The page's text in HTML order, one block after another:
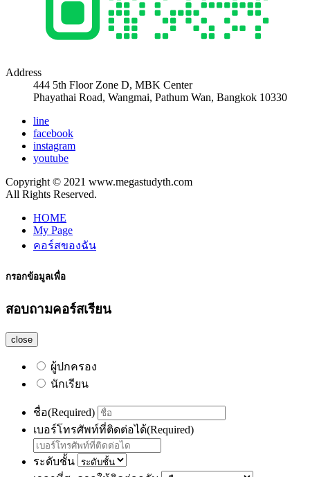
Address
444 5th Floor Zone D, MBK Center
Phayathai Road, Wangmai, Pathum Wan, Bangkok 10330
line
facebook
instagram
youtube
Copyright © 2021 www.megastudyth.com
All Rights Reserved.
HOME
My Page
คอร์สของฉัน
กรอกข้อมูลเพื่อ
สอบถามคอร์สเรียน
close
ผู้ปกครอง
นักเรียน
ชื่อ(Required)
เบอร์โทรศัพท์ที่ติดต่อได้(Required)
ระดับชั้น